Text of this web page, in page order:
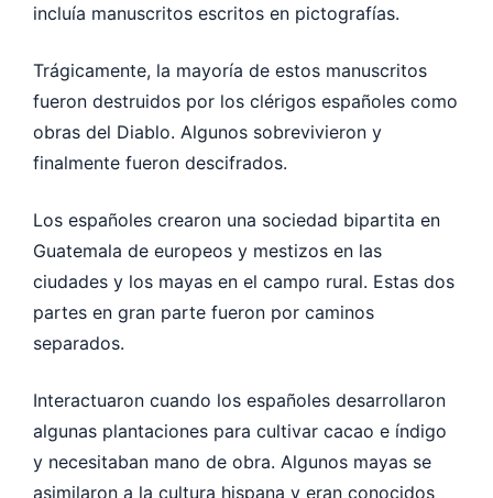
incluía manuscritos escritos en pictografías.
Trágicamente, la mayoría de estos manuscritos
fueron destruidos por los clérigos españoles como
obras del Diablo. Algunos sobrevivieron y
finalmente fueron descifrados.
Los españoles crearon una sociedad bipartita en
Guatemala de europeos y mestizos en las
ciudades y los mayas en el campo rural. Estas dos
partes en gran parte fueron por caminos
separados.
Interactuaron cuando los españoles desarrollaron
algunas plantaciones para cultivar cacao e índigo
y necesitaban mano de obra. Algunos mayas se
asimilaron a la cultura hispana y eran conocidos